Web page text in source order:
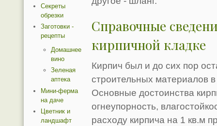
Справочные
кирпичной кладке
Кирпич был и до сих пор
строительных материалов
Основные достоинства
огнеупорность,
расходу кирпича на 1 кв.м
Секреты
обрезки
Заготовки -
рецепты
Домашнее
вино
Зеленая
аптека
Мини-ферма
на даче
Цветник и
ландшафт